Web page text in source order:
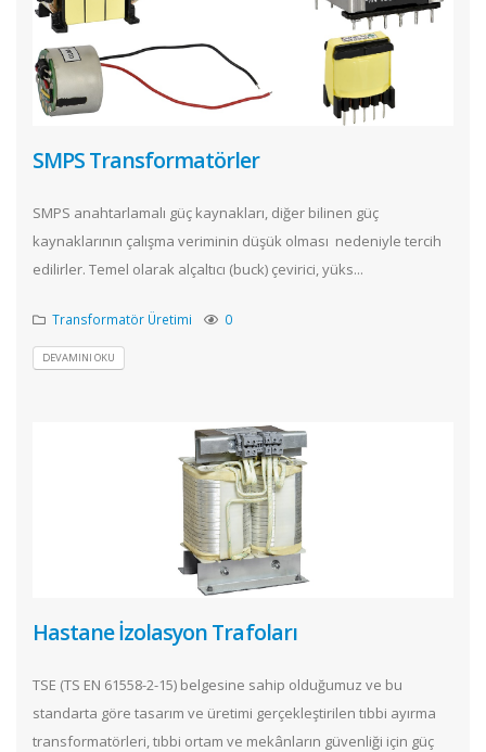
SMPS Transformatörler
SMPS anahtarlamalı güç kaynakları, diğer bilinen güç
kaynaklarının çalışma veriminin düşük olması nedeniyle tercih
edilirler. Temel olarak alçaltıcı (buck) çevirici, yüks...
Transformatör Üretimi 0
DEVAMINI OKU
Hastane İzolasyon Trafoları
TSE (TS EN 61558-2-15) belgesine sahip olduğumuz ve bu
standarta göre tasarım ve üretimi gerçekleştirilen tıbbi ayırma
transformatörleri, tıbbi ortam ve mekânların güvenliği için güç